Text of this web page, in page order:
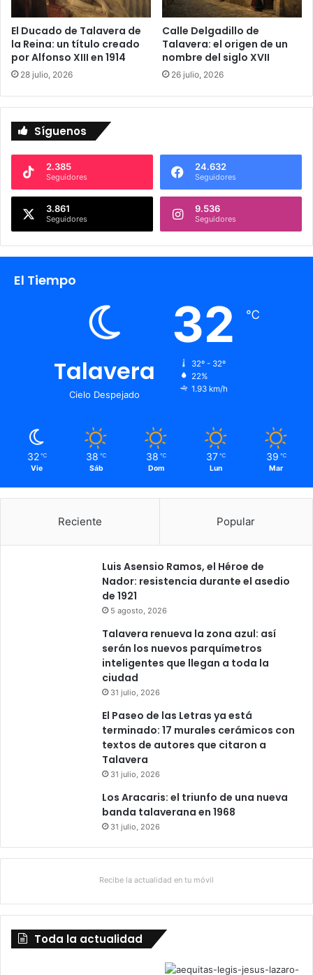
l
a
v
e
r
a
n
a
El Ducado de Talavera de
la Reina: un título creado
por Alfonso XIII en 1914
28 julio, 2026
Calle Delgadillo de
Talavera: el origen de un
nombre del siglo XVII
26 julio, 2026
Síguenos
2.385
Seguidores
24.632
Seguidores
3.861
Seguidores
9.536
Seguidores
El Tiempo
Talavera
Cielo Despejado
32 ℃
32º - 32º
22%
1.93 km/h
32 ℃
Vie
38 ℃
Sáb
38 ℃
Dom
37 ℃
Lun
39 ℃
Mar
Reciente Popular
Luis Asensio Ramos, el Héroe de
Nador: resistencia durante el asedio
de 1921
5 agosto, 2026
Talavera renueva la zona azul: así
serán los nuevos parquímetros
inteligentes que llegan a toda la
ciudad
31 julio, 2026
El Paseo de las Letras ya está
terminado: 17 murales cerámicos con
textos de autores que citaron a
Talavera
31 julio, 2026
Los Aracaris: el triunfo de una nueva
banda talaverana en 1968
31 julio, 2026
Recibe la actualidad en tu móvil
Toda la actualidad